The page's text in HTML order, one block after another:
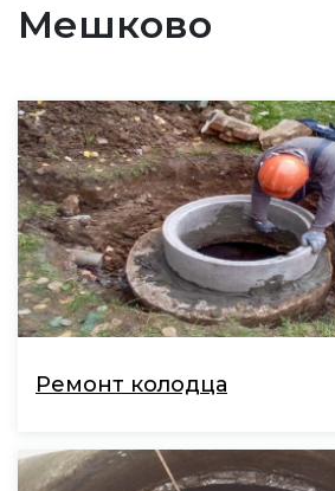
Мешково
Ремонт колодца